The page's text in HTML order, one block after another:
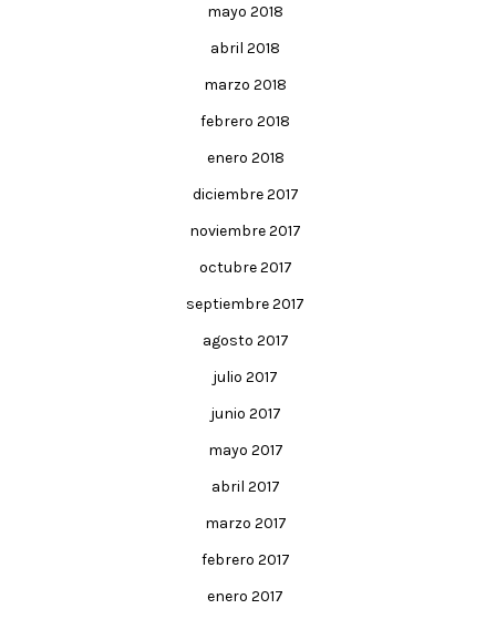
mayo 2018
abril 2018
marzo 2018
febrero 2018
enero 2018
diciembre 2017
noviembre 2017
octubre 2017
septiembre 2017
agosto 2017
julio 2017
junio 2017
mayo 2017
abril 2017
marzo 2017
febrero 2017
enero 2017